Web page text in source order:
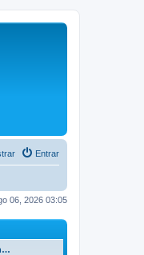
Entrar
06, 2026 03:05